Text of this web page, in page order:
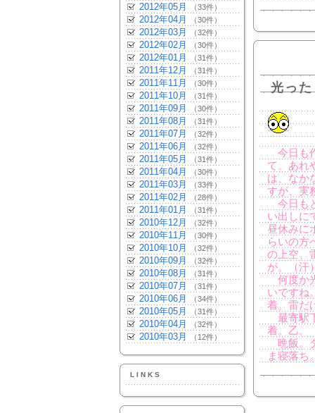
2012年05月 （33件）
2012年04月 （30件）
2012年03月 （32件）
2012年02月 （30件）
2012年01月 （31件）
2011年12月 （31件）
2011年11月 （30件）
2011年10月 （31件）
2011年09月 （30件）
2011年08月 （31件）
2011年07月 （32件）
2011年06月 （32件）
2011年05月 （31件）
2011年04月 （30件）
2011年03月 （33件）
2011年02月 （28件）
2011年01月 （31件）
2010年12月 （32件）
2010年11月 （30件）
2010年10月 （32件）
2010年09月 （32件）
2010年08月 （31件）
2010年07月 （31件）
2010年06月 （34件）
2010年05月 （31件）
2010年04月 （32件）
2010年03月 （12件）
LINKS
光っ
今日も
て。あれ
は、なか
すが、実
今日も
い出しに
昼休みに
らいの方
の上空、
が。（汗
何度か
いですね
着。雷だ
最寄駅
着。乙。
晩飯。
ま寝落ち